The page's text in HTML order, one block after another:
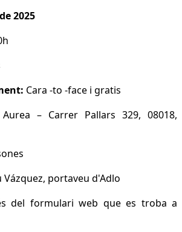
2025
Cara -to -face i gratis
– Carrer Pallars 329, 08018,
Vázquez, portaveu d'Adlo
del formulari web que es troba a